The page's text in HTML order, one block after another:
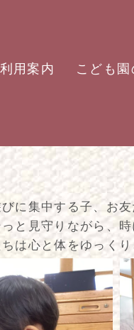
利用案内 こども園
に集中する子、お
と見守りながら、
は心と体をゆっく